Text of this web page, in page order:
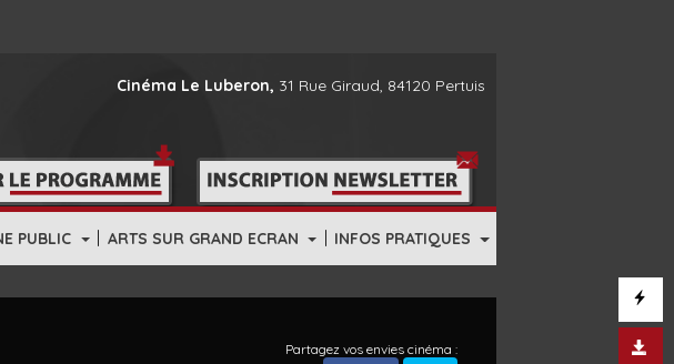
PUBLIC | ARTS SUR GRAND ECRAN | INFOS PRATIQUES
Cinéma Le Luberon, 31 Rue Giraud, 84120 Pertuis
Partagez vos envies cinéma :